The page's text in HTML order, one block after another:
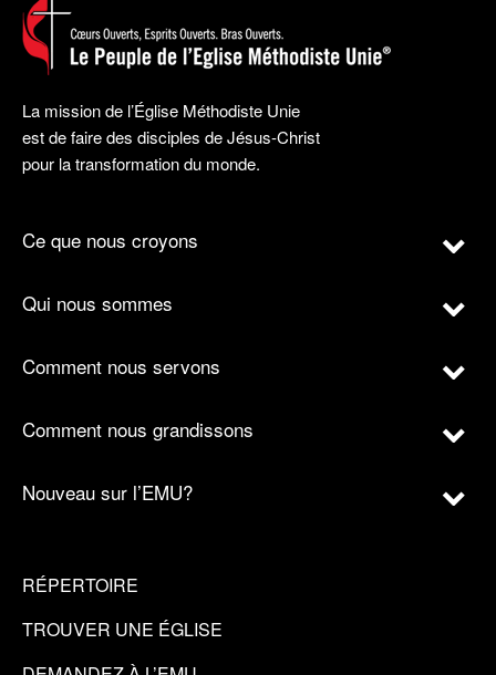
La mission de l’Église Méthodiste Unie
est de faire des disciples de Jésus-Christ
pour la transformation du monde.
Ce que nous croyons
Qui nous sommes
Comment nous servons
Comment nous grandissons
Nouveau sur l’EMU?
RÉPERTOIRE
TROUVER UNE ÉGLISE